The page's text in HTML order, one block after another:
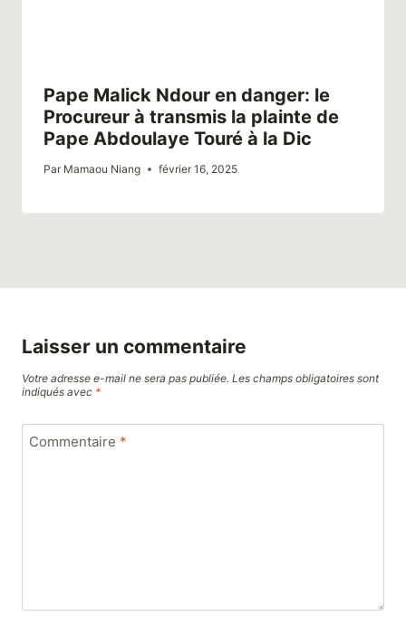
Pape Malick Ndour en danger: le
Procureur à transmis la plainte de
Pape Abdoulaye Touré à la Dic
Par Mamaou Niang février 16, 2025
Laisser un commentaire
Votre adresse e-mail ne sera pas publiée. Les champs obligatoires sont
indiqués avec *
Commentaire *